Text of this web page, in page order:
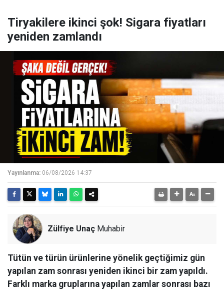
Tiryakilere ikinci şok! Sigara fiyatları
yeniden zamlandı
Yayınlanma: 06/08/2026 14:37
Zülfiye Unaç Muhabir
Tütün ve türün ürünlerine yönelik geçtiğimiz gün
yapılan zam sonrası yeniden ikinci bir zam yapıldı.
Farklı marka gruplarına yapılan zamlar sonrası bazı